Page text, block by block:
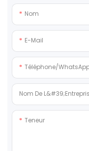
Nom
E-Mail
Téléphone/
Nom De
Teneur